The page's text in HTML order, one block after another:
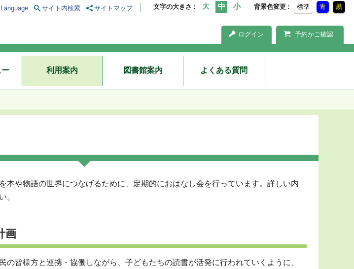
文字の大きさ 背景色変更 標準 青 黒
ログイン 予約かご確認
サイト内検索 サイトマップ
ー 利用案内 図書館案内 よくある質問
本や物語の世界につなげるために、定期的におはなし会を行っています。詳しい内
。
画
の皆様方と連携・協働しながら、子どもたちの読書が活発に行われていくように、